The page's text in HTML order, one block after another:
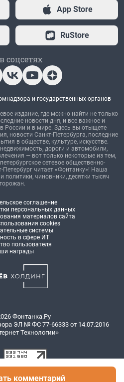
App Store
RuStore
соцсетях
и государственных органов
издание, где можно найти не только
новости дня, и все важное и
России и в мире. Здесь вы отыщете
новости Санкт-Петербурга, последние
в обществе, культуре, искусстве.
дороги и автомобили,
— вот только некоторые из тем,
сетевое общественно-
Петербург читает «Фонтанку»! Наша
политики, чиновники, десятки тысяч
горожан.
соглашение
персональных данных
материалов сайта
cookies
системы
в сфере ИТ
пользователя
награды
Фонтанка.Ру
ЭЛ № ФС 77-66333 от 14.07.2016
Технологии»
комментарий